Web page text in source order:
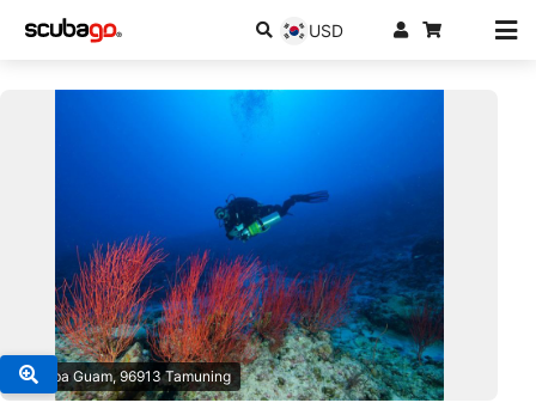
USD
© Scuba Guam, 96913 Tamuning